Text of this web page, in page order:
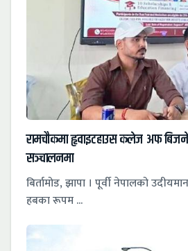
रामचौकमा हृवाइटहाउस कलेज अफ
सञ्चालनमा
बिर्तामोड, झापा । पूर्वी नेपालको
हबका रूपम ...